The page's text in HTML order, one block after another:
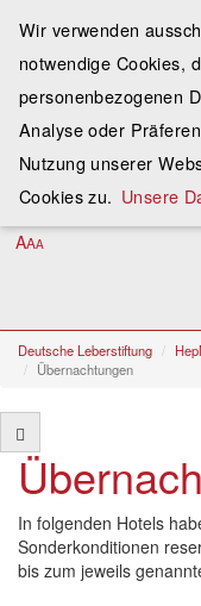
AAA
Deutsche Leberstiftung
Übernachtungen
In folgenden Hotels
Sonderkonditionen
bis zum jeweils
Wir verwenden
notwendige Cookies,
personenbezogenen
Analyse oder
Nutzung unserer
Cookies zu. Unsere